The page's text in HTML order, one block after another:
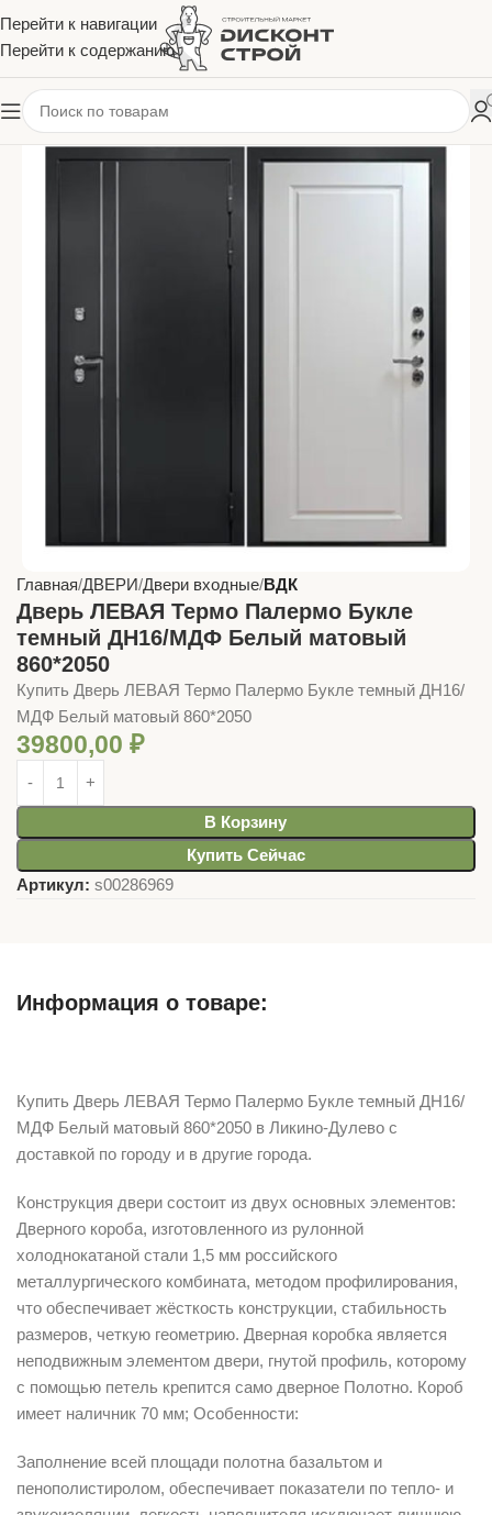
Перейти к навигации
Перейти к содержанию
Главная ДВЕРИ Двери входные ВДК
Дверь ЛЕВАЯ Термо Палермо Букле
темный ДН16/МДФ Белый матовый
860*2050
Купить Дверь ЛЕВАЯ Термо Палермо Букле темный ДН16/
МДФ Белый матовый 860*2050
39800,00 ₽
В Корзину
Купить Сейчас
Артикул: s00286969
Информация о товаре:
Купить Дверь ЛЕВАЯ Термо Палермо Букле темный ДН16/
МДФ Белый матовый 860*2050 в Ликино-Дулево с
доставкой по городу и в другие города.
Конструкция двери состоит из двух основных элементов:
Дверного короба, изготовленного из рулонной
холоднокатаной стали 1,5 мм российского
металлургического комбината, методом профилирования,
что обеспечивает жёсткость конструкции, стабильность
размеров, четкую геометрию. Дверная коробка является
неподвижным элементом двери, гнутой профиль, которому
с помощью петель крепится само дверное Полотно. Короб
имеет наличник 70 мм; Особенности:
Заполнение всей площади полотна базальтом и
пенополистиролом, обеспечивает показатели по тепло- и